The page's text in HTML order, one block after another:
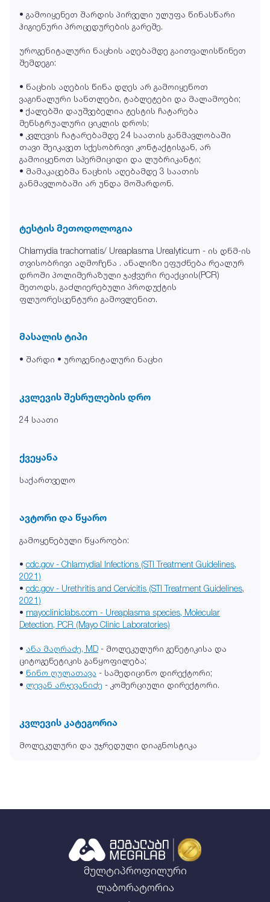
• გამოიყენეთ შარდის პირველი ულუფა წინასწარი
ჰიგიენური პროცედურების გარეშე.
უროგენიტალური ნაცხის აღებამდე გაითვალისწინეთ
შემდეგი:
• ნაცხის აღების წინა დღეს არ გამოიყენოთ
ვაგინალური სანთლები, ტაბლეტები და მალამოები;
• ქალებში დაუშვებელია ტესტის ჩატარება
მენსტრუალური ციკლის დროს;
• კვლევის ჩატარებამდე 24 საათის განმავლობაში
თავი შეიკავეთ სქესობრივი კონტაქტისგან, არ
გამოიყენოთ სპერმიციდი და ლუბრიკანტი;
• მამაკაცებმა ნაცხის აღებამდე 3 საათის
განმავლობაში არ უნდა მოშარდონ.
ტესტის მეთოდოლოგია
Chlamydia trachomatis/ Ureaplasma Urealyticum - ის დნმ-ის
თვისობრივი აღმოჩენა . ანალიზი ეფუძნება რეალურ
დროში პოლიმერაზული ჯაჭვური რეაქციის(PCR)
მეთოდს, გაძლიერებული პროდუქტის
ფლუორესცენტური გამოვლენით.
მასალის ტიპი
• შარდი • უროგენიტალური ნაცხი
კვლევის შესრულების დრო
24 საათი
ქვეყანა
საქართველო
ავტორი და წყარო
გამოყენებული წყაროები:
• cdc.gov - Chlamydial Infections (STI Treatment Guidelines,
2021)
• cdc.gov - Urethritis and Cervicitis (STI Treatment Guidelines,
2021)
• mayocliniclabs.com - Ureaplasma species, Molecular
Detection, PCR (Mayo Clinic Laboratories)
• ანა მაღრაძე, MD - მოლეკულური გენეტიკისა და
ციტოგენეტიკის განყოფილება;
• ნინო ღულათავა - სამედიცინო დირექტორი;
• ლევან არჯევანიძე - კომერციული დირექტორი.
კვლევის კატეგორია
მოლეკულური და უჯრედული დიაგნოსტიკა
მულტიპროფილური
ლაბორატორია